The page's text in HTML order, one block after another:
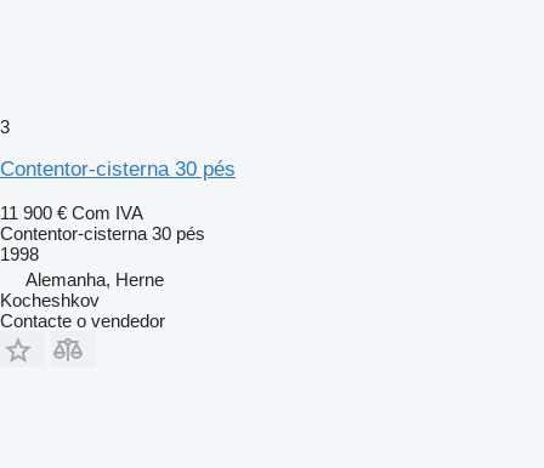
3
Contentor-cisterna 30 pés
11 900 € Com IVA
Contentor-cisterna 30 pés
1998
Alemanha, Herne
Kocheshkov
Contacte o vendedor